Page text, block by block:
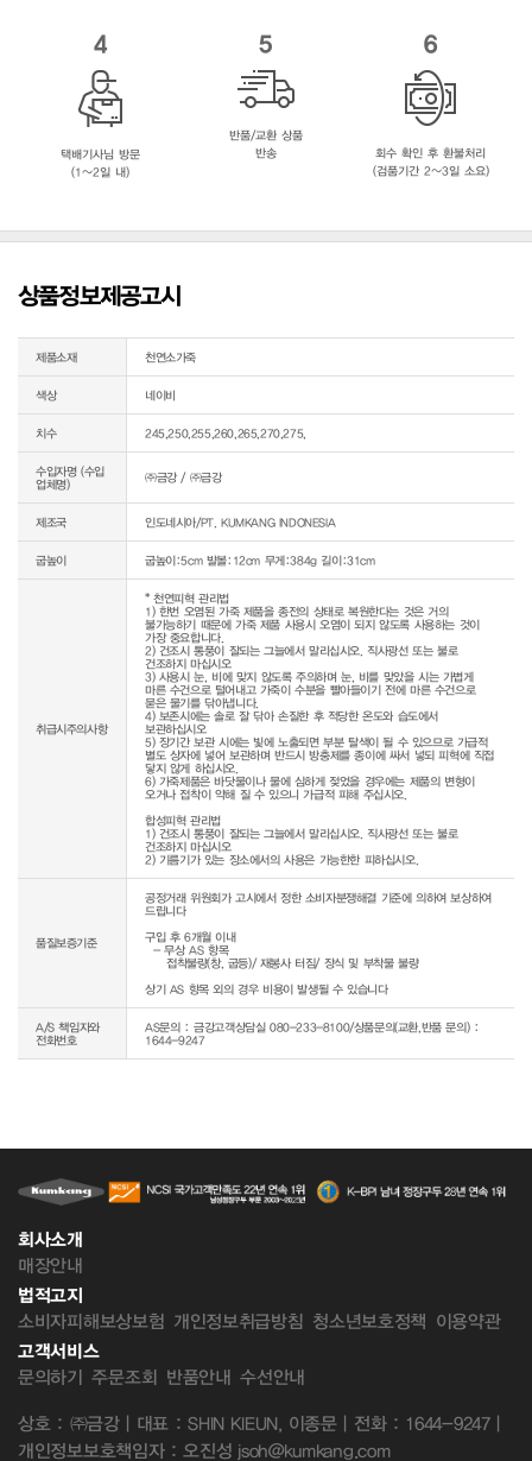
4
택배기사님 방문
(1~2일 내)
5
반품/교환 상품
반송
6
회수 확인 후 환불처리
(검품기간 2~3일 소요)
상품정보제공고시
제품소재 천연소가죽
색상 네이비
치수 245,250,255,260,265,270,275,
수입자명 (수입
업체명)
㈜금강 / ㈜금강
제조국 인도네시아/PT. KUMKANG INDONESIA
굽높이 굽높이:5cm 발볼:12cm 무게:384g 길이:31cm
취급시주의사항
* 천연피혁 관리법
1) 한번 오염된 가죽 제품을 종전의 상태로 복원한다는 것은 거의
불가능하기 때문에 가죽 제품 사용시 오염이 되지 않도록 사용하는 것이
가장 중요합니다.
2) 건조시 통풍이 잘되는 그늘에서 말리십시오. 직사광선 또는 불로
건조하지 마십시오
3) 사용시 눈, 비에 맞지 않도록 주의하며 눈, 비를 맞았을 시는 가볍게
마른 수건으로 털어내고 가죽이 수분을 빨아들이기 전에 마른 수건으로
묻은 물기를 닦아냅니다.
4) 보존시에는 솔로 잘 닦아 손질한 후 적당한 온도와 습도에서
보관하십시오
5) 장기간 보관 시에는 빛에 노출되면 부분 탈색이 될 수 있으므로 가급적
별도 상자에 넣어 보관하며 반드시 방충제를 종이에 싸서 넣되 피혁에 직접
닿지 않게 하십시오.
6) 가죽제품은 바닷물이나 물에 심하게 젖었을 경우에는 제품의 변형이
오거나 접착이 약해 질 수 있으니 가급적 피해 주십시오.
합성피혁 관리법
1) 건조시 통풍이 잘되는 그늘에서 말리십시오. 직사광선 또는 불로
건조하지 마십시오
품질보증기준
공정거래 위원회가 고시에서 정한 소비자분쟁해결 기준에 의하여 보상하여
드립니다
구입 후 6개월 이내
  - 무상 AS 항목
상기 AS 항목 외의 경우 비용이 발생될 수 있습니다
A/S 책임자와
전화번호
AS문의 : 금강고객상담실 080-233-8100/상품문의(교환,반품 문의) :
1644-9247
회사소개
매장안내
법적고지
소비자피해보상보험 개인정보취급방침 청소년보호정책 이용약관
고객서비스
문의하기 주문조회 반품안내 수선안내
상호 : ㈜금강 | 대표 : SHIN KIEUN, 이종문 | 전화 : 1644-9247 |
개인정보보호책임자 : 오진성 jsoh@kumkang.com